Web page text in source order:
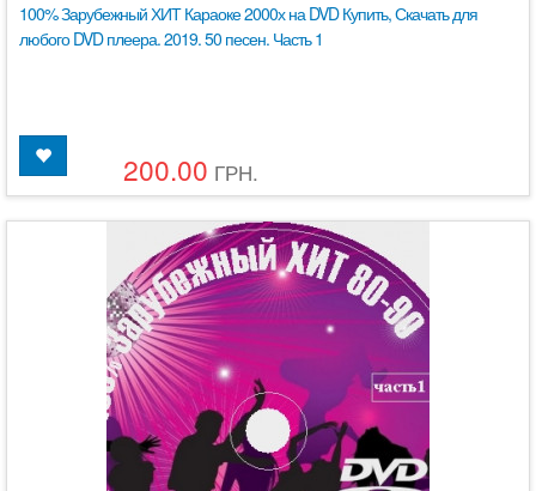
100% Зарубежный ХИТ Караоке 2000х на DVD Купить, Скачать для
любого DVD плеера. 2019. 50 песен. Часть 1
200.00 ГРН.